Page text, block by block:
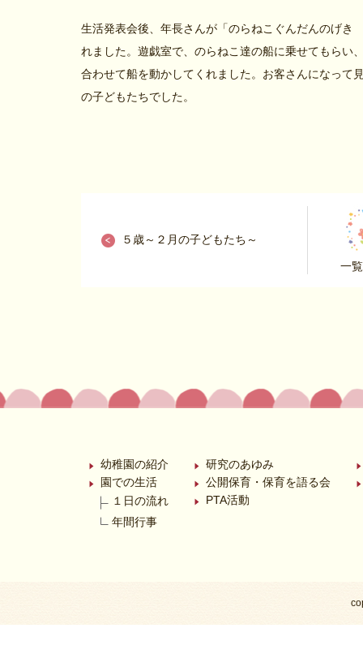
生活発表会後、年長さんが「のらねこぐんだんのげ
れました。遊戯室で、のらねこ達の船に乗せてもらい
合わせて船を動かしてくれました。お客さんになって
の子どもたちでした。
５歳～２月の子どもたち～
一
幼稚園の紹介
園での生活
１日の流れ
年間行事
研究のあゆみ
公開保育・保育を語る会
PTA活動